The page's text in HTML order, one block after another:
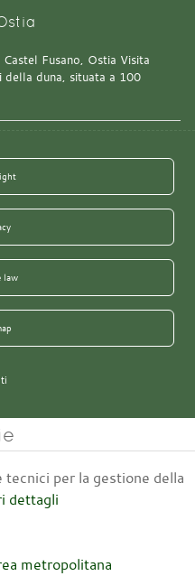
Fusano, Ostia Visita
della duna, situata a 100
law
per la gestione della
dettagli
metropolitana